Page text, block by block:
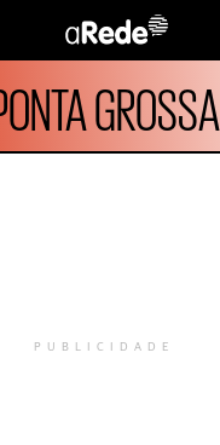
GROSSA
PUBLICIDADE